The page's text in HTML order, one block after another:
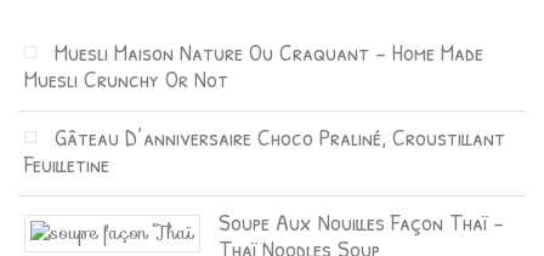
Muesli Maison Nature Ou Craquant – Home Made
Muesli Crunchy Or Not
Gâteau D’anniversaire Choco Praliné, Croustillant
Feuilletine
Soupe Aux Nouilles Façon Thaï –
Thaï Noodles Soup